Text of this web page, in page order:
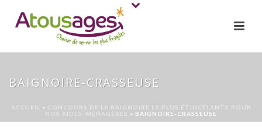
BAIGNOIRE-CRASSEUSE
ACCUEIL » CONCOURS DE LA BAIGNOIRE LA PLUS ÉTINCELANTE POUR
NOS AIDES-MÉNAGÈRES » BAIGNOIRE-CRASSEUSE